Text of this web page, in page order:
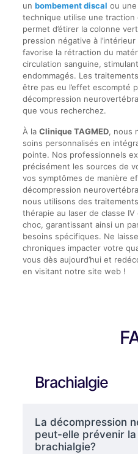
un bombement discal ou une
technique utilise une
permet d’étirer la colonne
pression négative à
favorise la rétraction du
circulation sanguine,
endommagés. Les
être pas eu l’effet escompté
décompression
que vous recherchez.
À la Clinique TAGMED, nous
soins personnalisés en
pointe. Nos professionnels
précisément les sources de
vos symptômes de manière
décompression
nous utilisons des
thérapie au laser de classe
choc, garantissant ainsi un
besoins spécifiques. Ne
chroniques impacter votre
vous dès aujourd’hui et
en visitant notre site web !
Brachialgie
La décompression
peut-elle prévenir
brachialgie?